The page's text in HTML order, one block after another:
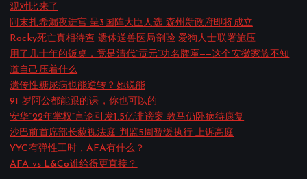
h
观对比来了
阿末扎希漏夜进宫 呈3国阵大臣人选 森州新政府即将成立
Rocky死亡真相待查 遗体送兽医局剖验 爱狗人士联署施压
用了几十年的饭桌，竟是清代”贡元”功名牌匾——这个安徽家族不知
道自己压着什么
遗传性糖尿病也能逆转？她说能
91 岁阿公都能跟的课，你也可以的
安华”22年掌权”言论引发1.5亿诽谤案 敦马仍卧病待康复
沙巴前首席部长藐视法庭 判监5周暂缓执行 上诉高庭
YYC有弹性工时，AFA有什么？
AFA vs L&Co谁给得更直接？